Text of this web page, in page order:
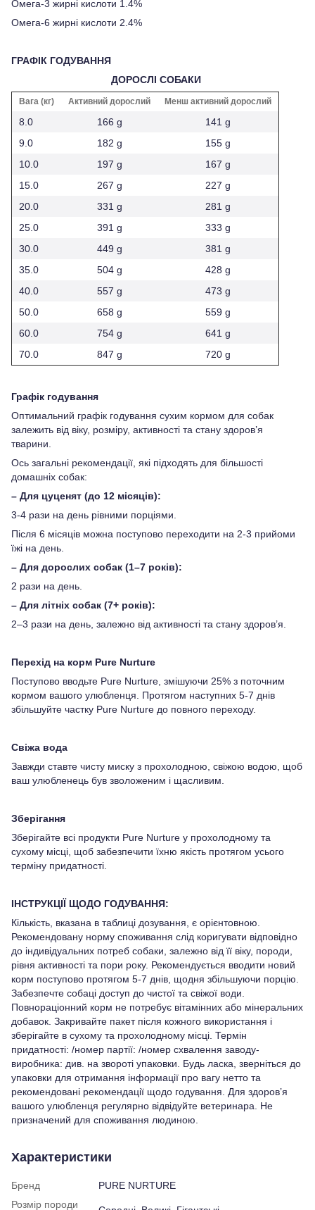
Омега-3 жирні кислоти 1.4%
Омега-6 жирні кислоти 2.4%
ГРАФІК ГОДУВАННЯ
ДОРОСЛІ СОБАКИ
Вага (кг) Активний дорослий Менш активний дорослий
8.0 166 g
141 g
9.0
182 g
155 g
10.0
197 g
167 g
15.0
267 g
227 g
20.0
331 g
281 g
25.0
391 g
333 g
30.0
449 g
381 g
35.0
504 g
428 g
40.0
557 g
473 g
50.0
658 g
559 g
60.0
754 g
641 g
70.0
847 g 720 g
Графік годування
Оптимальний графік годування сухим кормом для собак
залежить від віку, розміру, активності та стану здоров’я
тварини.
Ось загальні рекомендації, які підходять для більшості
домашніх собак:
– Для цуценят (до 12 місяців):
3-4 рази на день рівними порціями.
Після 6 місяців можна поступово переходити на 2-3 прийоми
їжі на день.
– Для дорослих собак (1–7 років):
2 рази на день.
– Для літніх собак (7+ років):
2–3 рази на день, залежно від активності та стану здоров’я.
Перехід на корм Pure Nurture
Поступово вводьте Pure Nurture, змішуючи 25% з поточним
кормом вашого улюбленця. Протягом наступних 5-7 днів
збільшуйте частку Pure Nurture до повного переходу.
Свіжа вода
Завжди ставте чисту миску з прохолодною, свіжою водою, щоб
ваш улюбленець був зволоженим і щасливим.
Зберігання
Зберігайте всі продукти Pure Nurture у прохолодному та
сухому місці, щоб забезпечити їхню якість протягом усього
терміну придатності.
ІНСТРУКЦІЇ ЩОДО ГОДУВАННЯ:
Кількість, вказана в таблиці дозування, є орієнтовною.
Рекомендовану норму споживання слід коригувати відповідно
до індивідуальних потреб собаки, залежно від її віку, породи,
рівня активності та пори року. Рекомендується вводити новий
корм поступово протягом 5-7 днів, щодня збільшуючи порцію.
Забезпечте собаці доступ до чистої та свіжої води.
Повнораціонний корм не потребує вітамінних або мінеральних
добавок. Закривайте пакет після кожного використання і
зберігайте в сухому та прохолодному місці. Термін
придатності: /номер партії: /номер схвалення заводу-
виробника: див. на звороті упаковки. Будь ласка, зверніться до
упаковки для отримання інформації про вагу нетто та
рекомендовані рекомендації щодо годування. Для здоров’я
вашого улюбленця регулярно відвідуйте ветеринара. Не
призначений для споживання людиною.
Характеристики
Бренд
PURE NURTURE
Розмір породи